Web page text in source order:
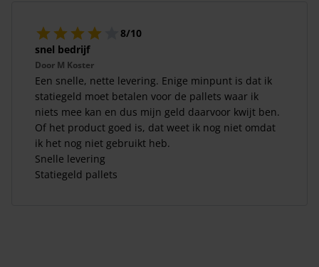
8/10
snel bedrijf
Door M Koster
Een snelle, nette levering. Enige minpunt is dat ik
statiegeld moet betalen voor de pallets waar ik
niets mee kan en dus mijn geld daarvoor kwijt ben.
Of het product goed is, dat weet ik nog niet omdat
ik het nog niet gebruikt heb.
Snelle levering
Statiegeld pallets